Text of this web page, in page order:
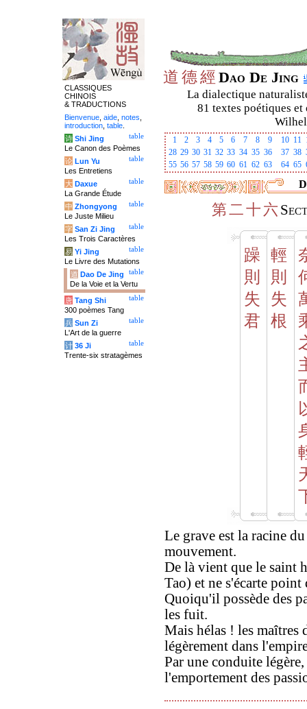
道 德經 Dao De Jing
La dialectique
81 textes poétiques
1 2 3 4 5 6 7 8 9 10 11
28 29 30 31 32 33 34 35 36 37 38
55 56 57 58 59 60 61 62 63 64 65
第二十 六
躁
則
失
君
輕
則
失
根
Le grave est la racine
mouvement.
De là vient que le saint
Tao) et ne s'écarte
Quoiqu'il possède des
les fuit.
Mais hélas ! les maîtres
légèrement dans
Par une conduite
l'emportement des
CLASSIQUES
CHINOIS
& TRADUCTIONS
Bienvenue aide notes
introduction table
table
诗 Shi Jing
Le Canon des Poèmes
table
论 Lun Yu
Les Entretiens
table
大 Daxue
La Grande Étude
table
中 Zhongyong
Le Juste Milieu
table
字 San Zi Jing
Les Trois Caractères
table
易 Yi Jing
Le Livre des Mutations
table
道 Dao De Jing
De la Voie et la Vertu
table
唐 Tang Shi
300 poèmes Tang
table
兵 Sun Zi
L'Art de la guerre
table
计 36 Ji
Trente-six stratagèmes